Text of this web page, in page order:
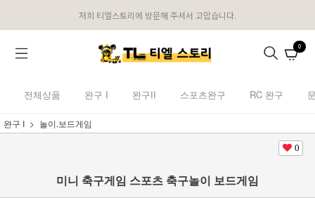
저희 티엘스토리에 방문해 주셔서 고맙습니다.
0
전체상품 완구 I 완구II 스포츠완구 RC 완구
완구 I 놀이.보드게임
0
미니 축구게임 스포츠 축구놀이 보드게임